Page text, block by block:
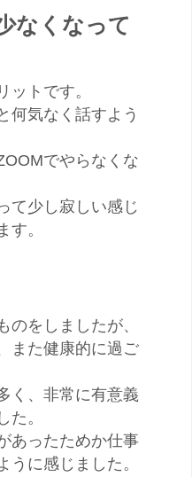
なくなって
ットです。
何気なく話すよう
でやらなくな
て少し寂しい感じ
す。
のをしましたが、
また健康的に過ご
く、非常に有意義
た。
あったためか仕事
うに感じました。